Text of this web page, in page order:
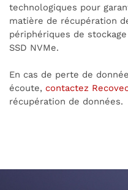
technologiques pour
matière de récupération
périphériques de
SSD NVMe.
En cas de perte de
écoute, contactez
récupération de données.